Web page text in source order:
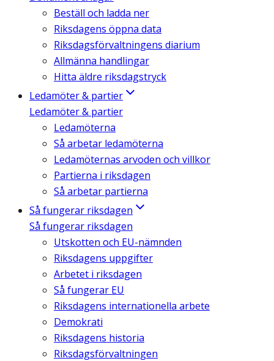
Beställ och ladda ner
Riksdagens öppna data
Riksdagsförvaltningens diarium
Allmänna handlingar
Hitta äldre riksdagstryck
Ledamöter & partier
Ledamöter & partier
Ledamöterna
Så arbetar ledamöterna
Ledamöternas arvoden och villkor
Partierna i riksdagen
Så arbetar partierna
Så fungerar riksdagen
Så fungerar riksdagen
Utskotten och EU-nämnden
Riksdagens uppgifter
Arbetet i riksdagen
Så fungerar EU
Riksdagens internationella arbete
Demokrati
Riksdagens historia
Riksdagsförvaltningen